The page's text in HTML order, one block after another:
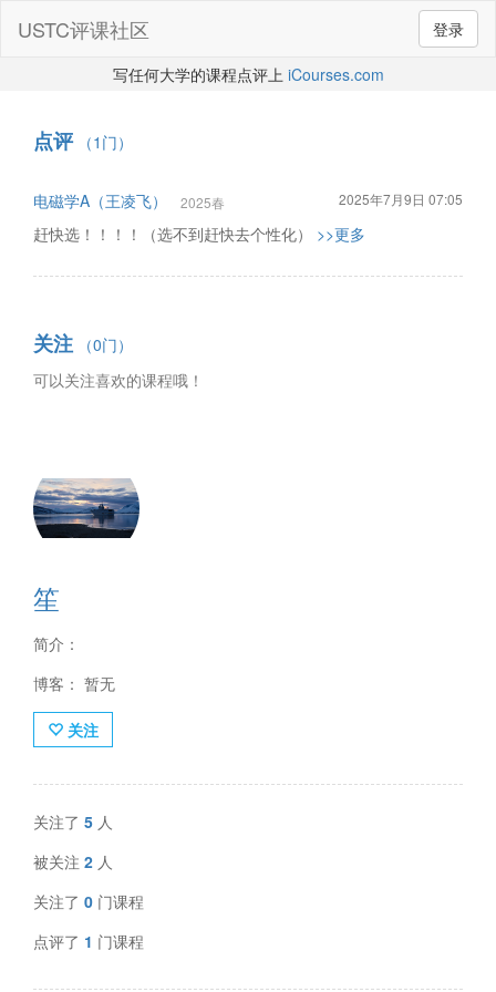
登录
USTC评课社区
写任何大学的课程点评上 iCourses.com
点评（1门）
电磁学A（王凌飞） 2025春 2025年7月9日 07:05
赶快选！！！！（选不到赶快去个性化） >>更多
关注 （0门）
可以关注喜欢的课程哦！
笙
简介：
博客： 暂无
关注
关注了 5 人
被关注 2 人
关注了 0 门课程
点评了 1 门课程